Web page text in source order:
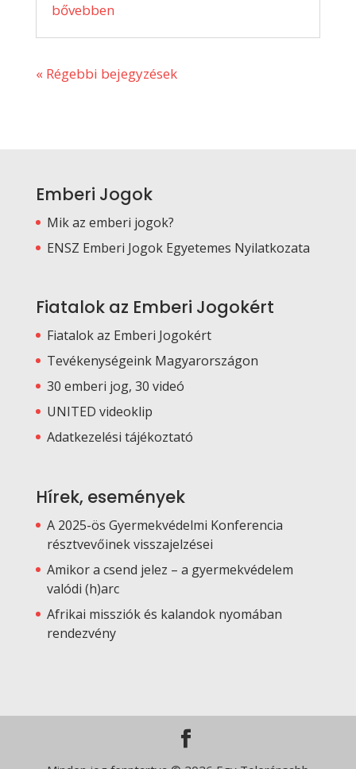
bővebben
« Régebbi bejegyzések
Emberi Jogok
Mik az emberi jogok?
ENSZ Emberi Jogok Egyetemes Nyilatkozata
Fiatalok az Emberi Jogokért
Fiatalok az Emberi Jogokért
Tevékenységeink Magyarországon
30 emberi jog, 30 videó
UNITED videoklip
Adatkezelési tájékoztató
Hírek, események
A 2025-ös Gyermekvédelmi Konferencia
résztvevőinek visszajelzései
Amikor a csend jelez – a gyermekvédelem
valódi (h)arc
Afrikai missziók és kalandok nyomában
rendezvény